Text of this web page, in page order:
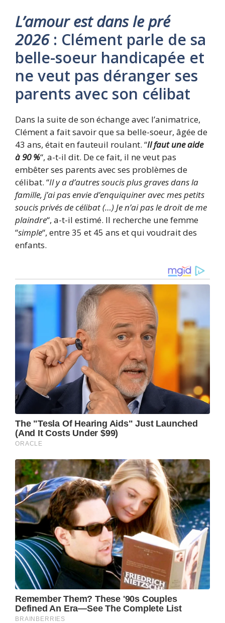
L’amour est dans le pré
2026: Clément parle de sa
belle-soeur handicapée et
ne veut pas déranger ses
parents avec son célibat
Dans la suite de son échange avec l’animatrice,
Clément a fait savoir que sa belle-soeur, âgée de
43 ans, était en fauteuil roulant. “Il faut une aide
à 90 %“, a-t-il dit. De ce fait, il ne veut pas
embêter ses parents avec ses problèmes de
célibat. “Il y a d’autres soucis plus graves dans la
famille, j’ai pas envie d’enquiquiner avec mes petits
soucis privés de célibat (…) Je n’ai pas le droit de me
plaindre“, a-t-il estimé. Il recherche une femme
“simple“, entre 35 et 45 ans et qui voudrait des
enfants.